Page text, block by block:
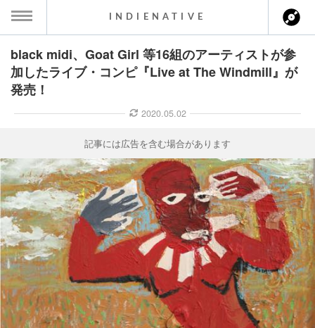
MENU
ス一覧
ト情報
アーティスト
カマー
ション
ト
INDIENATIVE
black midi、Goat Girl 等16組のアーティストが参
加したライブ・コンピ『Live at The Windmill』が
発売！
2020.05.02
記事には広告を含む場合があります